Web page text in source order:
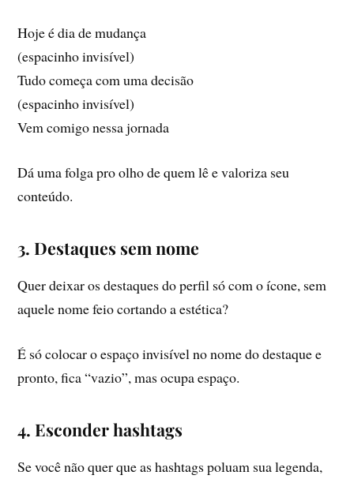
Hoje é dia de mudança
(espacinho invisível)
Tudo começa com uma decisão
(espacinho invisível)
Vem comigo nessa jornada
Dá uma folga pro olho de quem lê e valoriza seu
conteúdo.
3. Destaques sem nome
Quer deixar os destaques do perfil só com o ícone, sem
aquele nome feio cortando a estética?
É só colocar o espaço invisível no nome do destaque e
pronto, fica “vazio”, mas ocupa espaço.
4. Esconder hashtags
Se você não quer que as hashtags poluam sua legenda,